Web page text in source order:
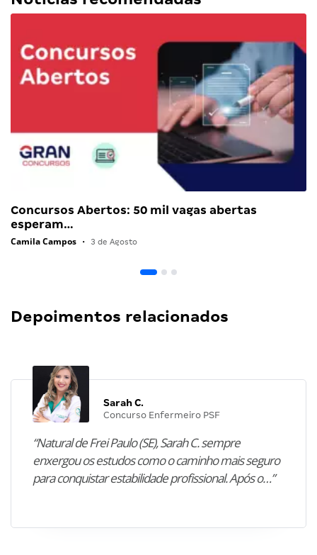
Concursos Abertos: 50 mil vagas abertas
esperam…
Camila Campos • 3 de Agosto
Depoimentos relacionados
Sarah C.
Concurso Enfermeiro PSF
“Natural de Frei Paulo (SE), Sarah C. sempre
enxergou os estudos como o caminho mais seguro
para conquistar estabilidade profissional. Após o…”